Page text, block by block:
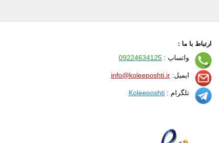
ارتباط با ما :
واتساپ : 09224634125
ایمیل: info@koleeposhti.ir
تلگرام : Koleeposhti